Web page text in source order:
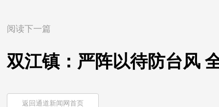
阅读下一篇
双江镇：严阵以待防台风
返回通道新闻网首页